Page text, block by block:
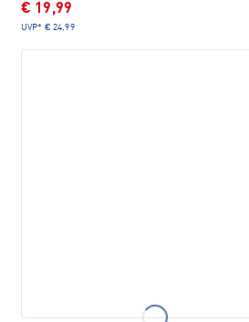
€ 19,99
UVP* € 24,99